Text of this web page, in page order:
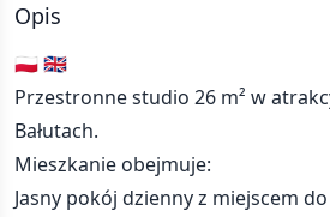
Opis
🇵🇱 🇬🇧
Przestronne studio 26 m² w
Bałutach.
Mieszkanie obejmuje:
Jasny pokój dzienny z miejscem